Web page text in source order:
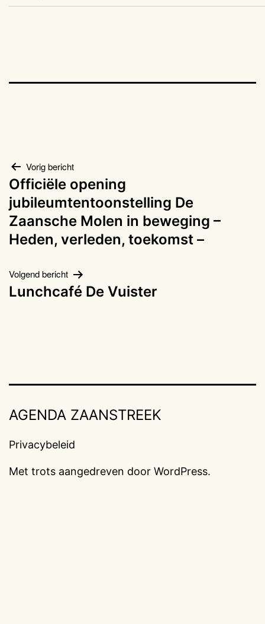
Bericht
navigatie
Vorig bericht
Officiële opening
jubileumtentoonstelling De
Zaansche Molen in beweging –
Heden, verleden, toekomst –
Volgend bericht
Lunchcafé De Vuister
AGENDA ZAANSTREEK
Privacybeleid
Met trots aangedreven door WordPress.